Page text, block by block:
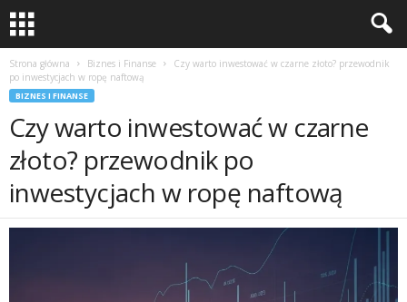
Strona główna Biznes i Finanse
Czy warto inwestować w czarne złoto? przewodnik
po inwestycjach w ropę naftową
BIZNES I FINANSE
Czy warto inwestować w czarne
złoto? przewodnik po
inwestycjach w ropę naftową